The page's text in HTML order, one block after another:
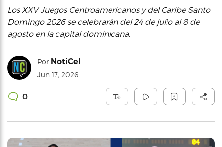
Los XXV Juegos Centroamericanos y del Caribe Santo
Domingo 2026 se celebrarán del 24 de julio al 8 de
agosto en la capital dominicana.
Por NotiCel
Jun 17, 2026
0